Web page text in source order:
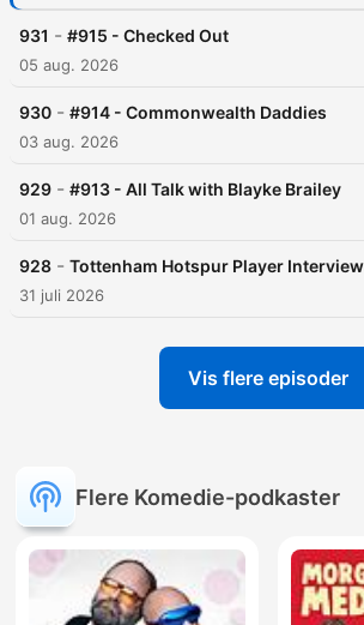
931 - #915 - Checked Out
05 aug. 2026
930 - #914 - Commonwealth Daddies
03 aug. 2026
929 - #913 - All Talk with Blayke Brailey
01 aug. 2026
928 - Tottenham Hotspur Player
31 juli 2026
Vis flere episoder
Flere Komedie-podkaster